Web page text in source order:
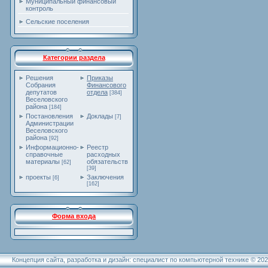
контроль
Сельские поселения
Категории раздела
Решения
Собрания
депутатов
Веселовского
района [184]
Приказы
Финансового
отдела [384]
Постановления
Администрации
Веселовского
района [92]
Доклады [7]
Информационно-
справочные
материалы [62]
Реестр
расходных
обязательств
[39]
проекты [6] Заключения
[162]
Форма входа
Концепция сайта, разработка и дизайн: специалист по компьютерной технике ©